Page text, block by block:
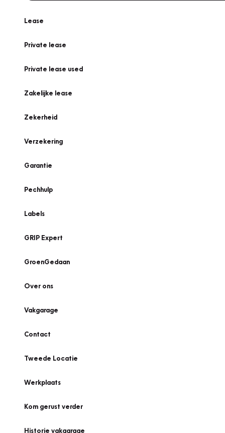
Lease
Private lease
Private lease used
Zakelijke lease
Zekerheid
Verzekering
Garantie
Pechhulp
Labels
GRIP Expert
GroenGedaan
Over ons
Vakgarage
Contact
Tweede Locatie
Werkplaats
Kom gerust verder
Historie vakgarage